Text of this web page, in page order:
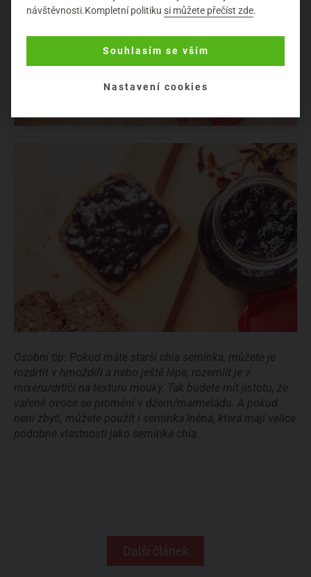
Osobní tip: Pokud máte starší chia semínka, můžete je
rozdrtit v hmoždíři a nebo ještě lépe, rozemlít je v
mixéru/drtiči na texturu mouky. Tak budete mít jistotu, že
vařené ovoce se promění v džem/marmeládu. A pokud
není zbytí, můžete použít i semínka lněná, která mají velice
podobné vlastnosti jako semínka chia.
Další článek
návštěvnosti.Kompletní politikusi můžete přečíst zde.
Souhlasím se vším
Nastavení cookies